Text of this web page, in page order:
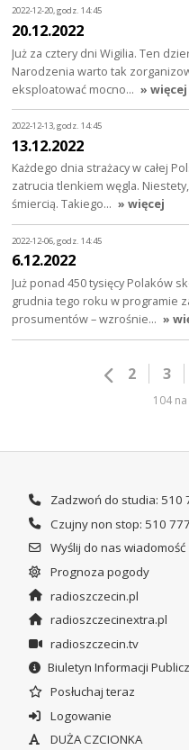
2022-12-20, godz. 14:45
20.12.2022
Już za cztery dni Wigilia. Ten
Narodzenia warto tak
eksploatować mocno… » więcej
2022-12-13, godz. 14:45
13.12.2022
Każdego dnia strażacy w całej
zatrucia tlenkiem węgla.
śmiercią. Takiego… » więcej
2022-12-06, godz. 14:45
6.12.2022
Już ponad 450 tysięcy Polaków
grudnia tego roku w programie
prosumentów – wzrośnie… »
2 3
104
Zadzwoń do studia: 510
Czujny non stop: 510
Wyślij do nas wiadomość
Prognoza pogody
radioszczecin.pl
radioszczecinextra.pl
radioszczecin.tv
Biuletyn Informacji
Posłuchaj teraz
Logowanie
DUŻA CZCIONKA